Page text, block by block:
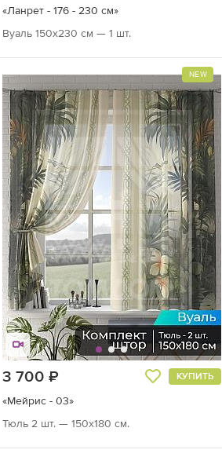
«Ланрет - 176 - 230 см»
Вуаль 150х230 см — 1 шт.
NEW
3 700 КУПИТЬ
«Мейрис - 03»
Тюль 2 шт. — 150х180 см.